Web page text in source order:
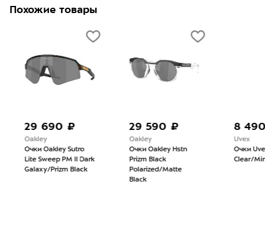
Похожие товары
29 690 ₽
Oakley
Очки Oakley Sutro
Lite Sweep PM II Dark
Galaxy/Prizm Black
29 590 ₽
Oakley
Очки Oakley Hstn
Prizm Black
Polarized/Matte
Black
8
Uvex
Очки
Clear/